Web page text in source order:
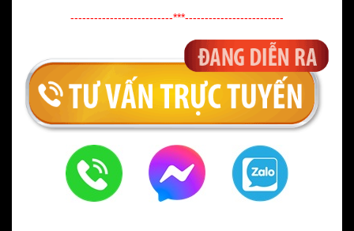
--------------------------***-------------------------